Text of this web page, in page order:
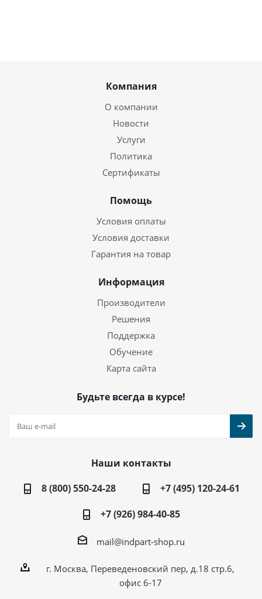
Компания
О компании
Новости
Услуги
Политика
Сертификаты
Помощь
Условия оплаты
Условия доставки
Гарантия на товар
Информация
Производители
Решения
Поддержка
Обучение
Карта сайта
Будьте всегда в курсе!
Наши контакты
8 (800) 550-24-28
+7 (495) 120-24-61
+7 (926) 984-40-85
mail@indpart-shop.ru
г. Москва, Переведеновский пер, д.18 стр.6,
офис 6-17